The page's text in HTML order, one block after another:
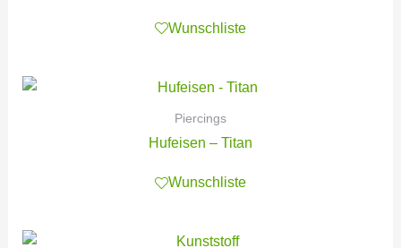
Wunschliste
Piercings
Hufeisen – Titan
Wunschliste